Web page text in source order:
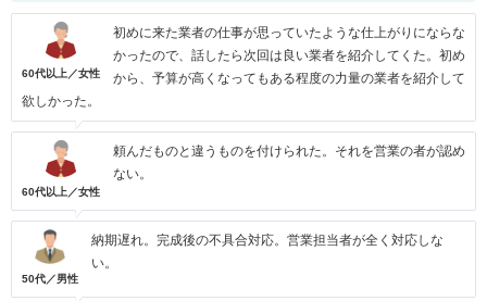
60代以上／女性
初めに来た業者の仕事が思っていたような仕上がりにならな
かったので、話したら次回は良い業者を紹介してくた。初め
から、予算が高くなってもある程度の力量の業者を紹介して
欲しかった。
60代以上／女性
頼んだものと違うものを付けられた。それを営業の者が認め
ない。
50代／男性
納期遅れ。完成後の不具合対応。営業担当者が全く対応しな
い。